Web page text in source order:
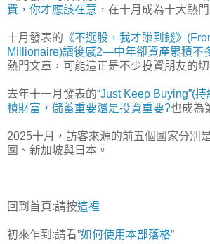
費，你才應該在意 ，在十月成為十大熱
十月發表的 《不選股，我才賺到錢》
Millionaire)讀後感2—中年卻資產累積不
熱門文章，可能這正是不少投資朋友的切
去年十一月發表的“Just Keep Buying”(
積財富，儲蓄重要還是投資重要?也成為
2025十月，訪客來源的前五個國家分別
國、新加坡與日本。
回到首頁:請按這裡
初來乍到:請看”如何使用本部落格”